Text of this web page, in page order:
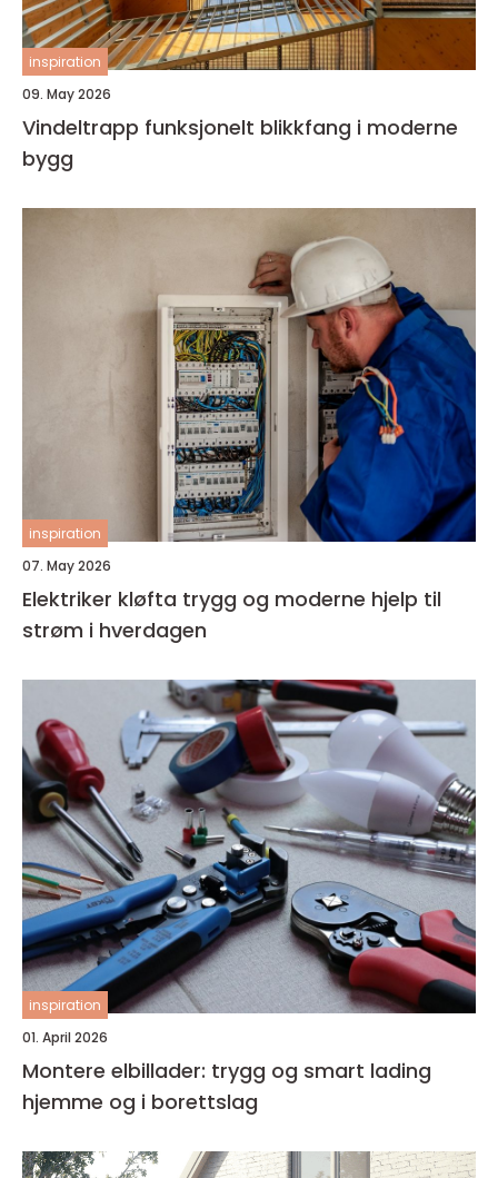
inspiration
09. May 2026
Vindeltrapp funksjonelt blikkfang i moderne
bygg
inspiration
07. May 2026
Elektriker kløfta trygg og moderne hjelp til
strøm i hverdagen
inspiration
01. April 2026
Montere elbillader: trygg og smart lading
hjemme og i borettslag